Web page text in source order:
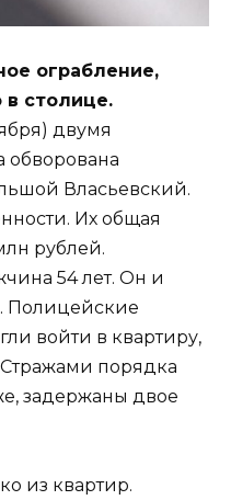
ограбление,
в столице.
двумя
Власьевский.
Их общая
рублей.
54 лет. Он и
Полицейские
войти в квартиру,
порядка
задержаны двое
из квартир.